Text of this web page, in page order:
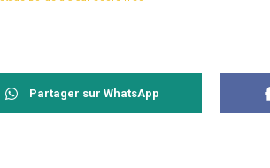
Partager sur WhatsApp